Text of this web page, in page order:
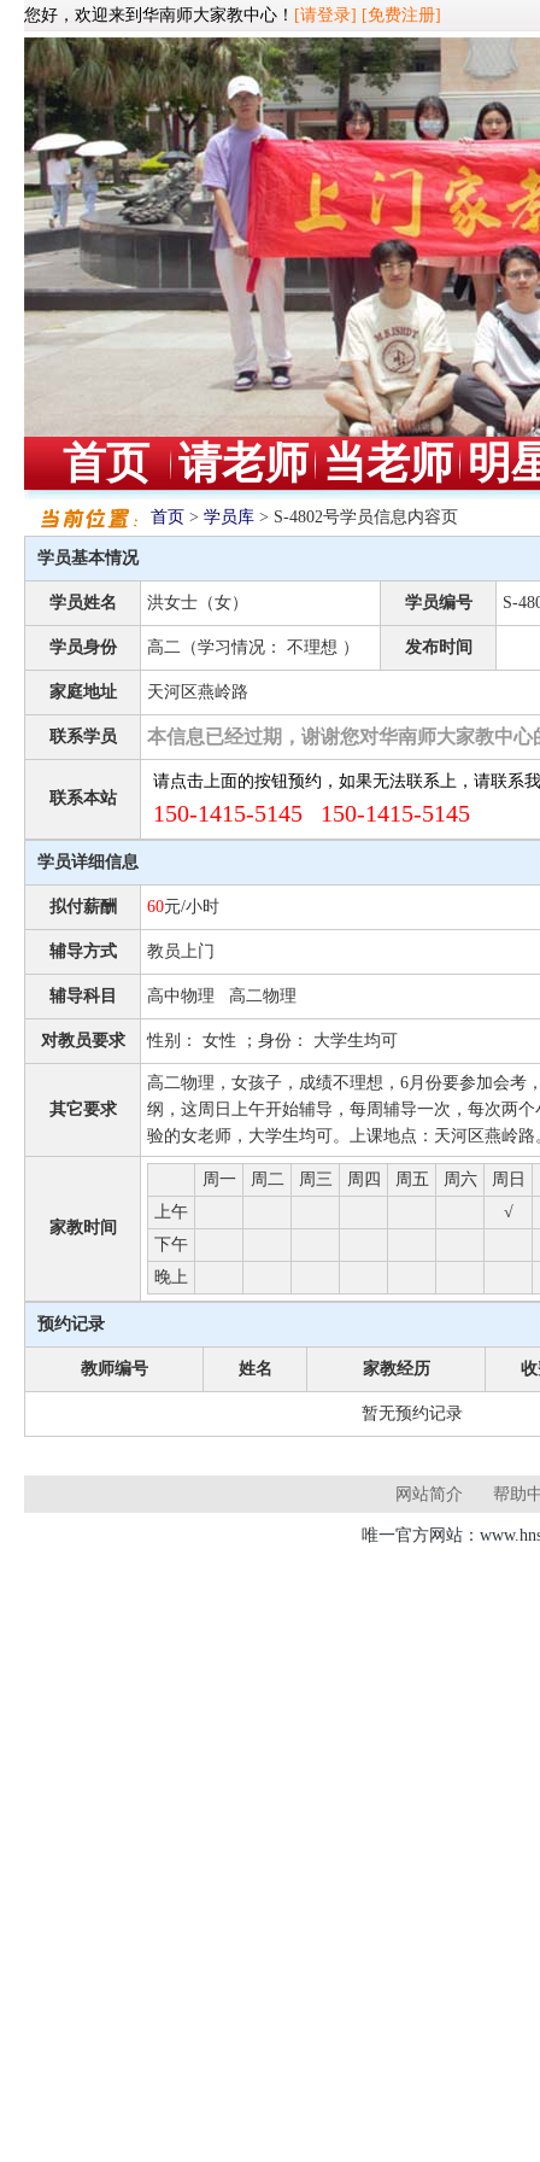
您好，欢迎来到华南师大家教中心！ [请登录] [免费注册]
首页 请老师 当老师 明
首页 > 学员库 > S-4802号学员信息内容页
学员基本情况
学员姓名 洪女士（女） 学员编号 S-
学员身份 高二（学习情况： 不理想 ） 发布时间
家庭地址 天河区燕岭路
联系学员 本信息已经过期，谢谢您对华南师大家教中心
联系本站
请点击上面的按钮预约，如果无法联系上，请联系
150-1415-5145 150-1415-5145
学员详细信息
拟付薪酬 60元/小时
辅导方式 教员上门
辅导科目 高中物理 高二物理
对教员要求 性别： 女性 ；身份： 大学生均可
其它要求
高二物理，女孩子，成绩不理想，6月份要参加会考
纲，这周日上午开始辅导，每周辅导一次，每次两
验的女老师，大学生均可。上课地点：天河区燕岭路
家教时间
周一 周二 周三 周四 周五 周六 周日
上午
√
下午
晚上
预约记录
教师编号 姓名 家教经历
暂无预约记录
网站简介 帮助
唯一官方网站：